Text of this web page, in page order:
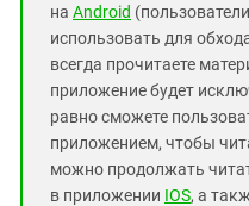
на Android
использовать для
всегда прочитаете
приложение будет
равно сможете
приложением, чтобы
можно продолжать
в приложении IOS, а